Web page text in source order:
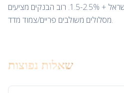
50% (השקעה) בריבית בנק ישראל + 1.5-2.5%. רוב הבנקים מציעים
מסלולים משולבים פריים/צמוד מדד.
שאלות נפוצות